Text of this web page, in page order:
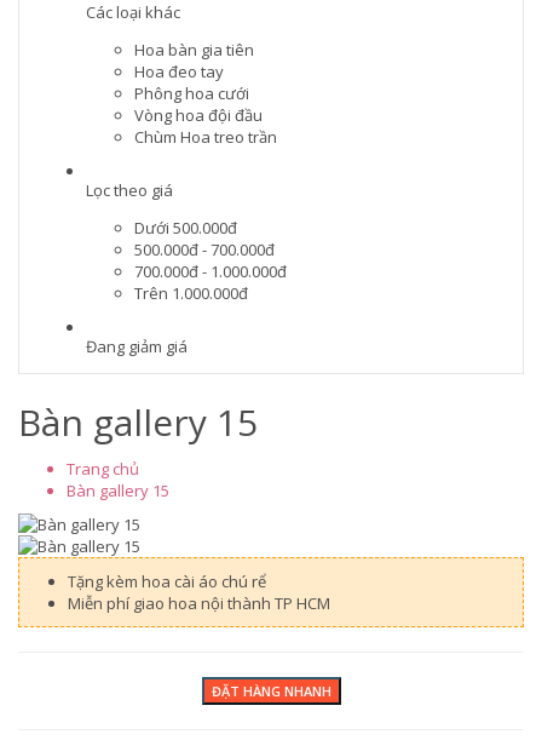
Các loại khác
Hoa bàn gia tiên
Hoa đeo tay
Phông hoa cưới
Vòng hoa đội đầu
Chùm Hoa treo trần
Lọc theo giá
Dưới 500.000đ
500.000đ - 700.000đ
700.000đ - 1.000.000đ
Trên 1.000.000đ
Đang giảm giá
Bàn gallery 15
Trang chủ
Bàn gallery 15
Tặng kèm hoa cài áo chú rể
Miễn phí giao hoa nội thành TP HCM